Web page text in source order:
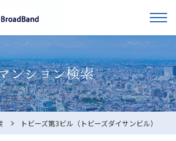
トビーズ第3ビル（トビーズダイサンビル）